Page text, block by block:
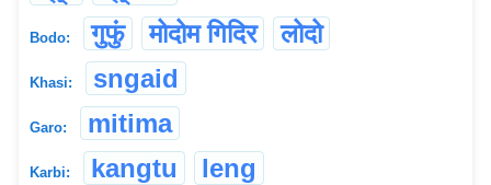
Bodo: गुफुं मोदोम गिदिर लोदो
Khasi: sngaid
Garo: mitima
Karbi: kangtu leng